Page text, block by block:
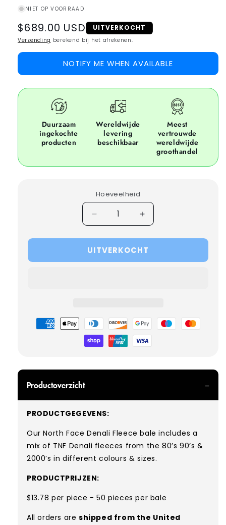
NIET OP VOORRAAD
Regular
price
$689.00 USD UITVERKOCHT
Verzending berekend bij het afrekenen.
NOTIFY ME WHEN AVAILABLE
Duurzaam
ingekochte
producten
Wereldwijde
levering
beschikbaar
Meest
vertrouwde
wereldwijde
groothandel
Hoeveelheid
Hoeveelheid
verminderen
voor
50x
NORTH
Verhoog
hoeveelheid
voor
50x
NORTH
UITVERKOCHT
Betaalmethoden
Productoverzicht
PRODUCTGEGEVENS:
Our North Face Denali Fleece bale includes a
mix of TNF Denali fleeces from the 80’s 90’s &
2000’s in different colours & sizes.
PRODUCTPRIJZEN:
$13.78 per piece - 50 pieces per bale
All orders are shipped from the United